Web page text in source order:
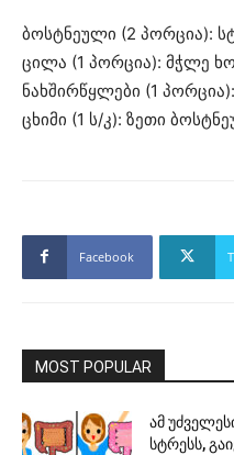
ბოსტნეული (2 პორცია):
ცილა (1 პორცია): მჭლე
ნახშირწყლები (1
ცხიმი (1 ს/კ): ზეთი
Facebook
MOST POPULAR
ამ
სტრესს,